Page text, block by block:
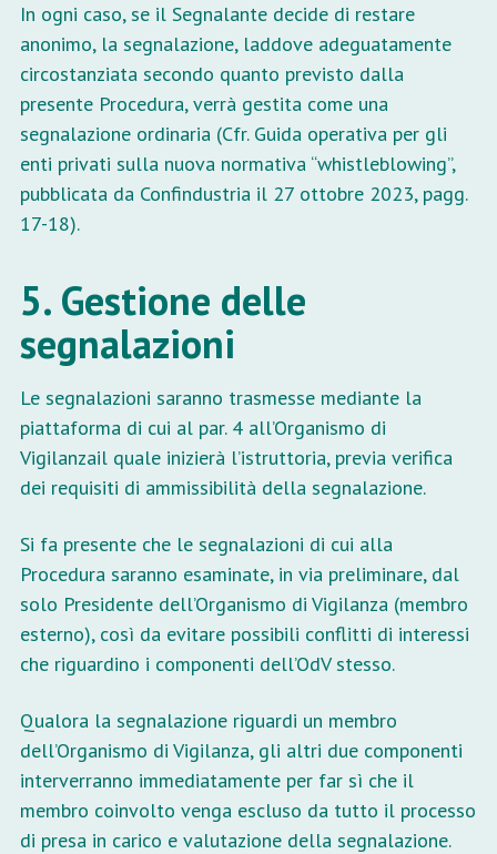
In ogni caso, se il Segnalante decide di restare
anonimo, la segnalazione, laddove adeguatamente
circostanziata secondo quanto previsto dalla
presente Procedura, verrà gestita come una
segnalazione ordinaria (Cfr. Guida operativa per gli
enti privati sulla nuova normativa “whistleblowing”,
pubblicata da Confindustria il 27 ottobre 2023, pagg.
17-18).
5. Gestione delle
segnalazioni
Le segnalazioni saranno trasmesse mediante la
piattaforma di cui al par. 4 all’Organismo di
Vigilanzail quale inizierà l’istruttoria, previa verifica
dei requisiti di ammissibilità della segnalazione.
Si fa presente che le segnalazioni di cui alla
Procedura saranno esaminate, in via preliminare, dal
solo Presidente dell’Organismo di Vigilanza (membro
esterno), così da evitare possibili conflitti di interessi
che riguardino i componenti dell’OdV stesso.
Qualora la segnalazione riguardi un membro
dell’Organismo di Vigilanza, gli altri due componenti
interverranno immediatamente per far sì che il
membro coinvolto venga escluso da tutto il processo
di presa in carico e valutazione della segnalazione.